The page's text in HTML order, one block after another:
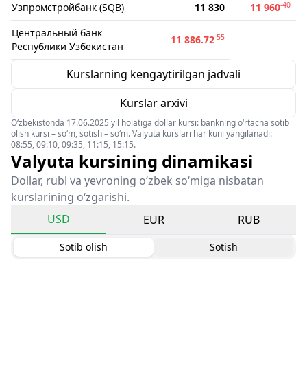
Узпромстройбанк (SQB) 11 830 11 960-40
Центральный банк
Республики Узбекистан
11 886.72-55
Kurslarning kengaytirilgan jadvali
Kurslar arxivi
O‘zbekistonda 17.06.2025 yil holatiga dollar kursi: bankning o‘rtacha sotib
olish kursi – so‘m, sotish – so‘m. Valyuta kurslari har kuni yangilanadi:
08:55, 09:10, 09:35, 11:15, 15:15.
Valyuta kursining dinamikasi
Dollar, rubl va yevroning o‘zbek so‘miga nisbatan
kurslarining o‘zgarishi.
USD
EUR RUB
Sotib olish Sotish